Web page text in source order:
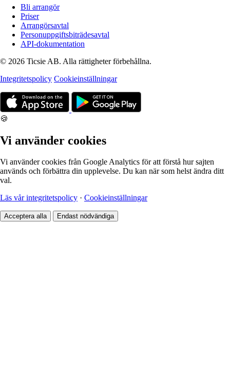
Bli arrangör
Priser
Arrangörsavtal
Personuppgiftsbiträdesavtal
API-dokumentation
© 2026 Ticsie AB. Alla rättigheter förbehållna.
Integritetspolicy Cookieinställningar
🍪
Vi använder cookies
Vi använder cookies från Google Analytics för att förstå hur sajten
används och förbättra din upplevelse. Du kan när som helst ändra ditt
val.
Läs vår integritetspolicy · Cookieinställningar
Acceptera alla Endast nödvändiga